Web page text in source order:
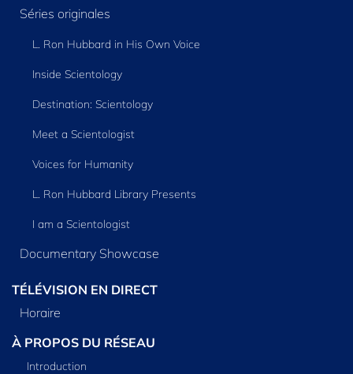
Séries originales
L. Ron Hubbard in His Own Voice
Inside Scientology
Destination: Scientology
Meet a Scientologist
Voices for Humanity
L. Ron Hubbard Library Presents
I am a Scientologist
Documentary Showcase
TÉLÉVISION EN DIRECT
Horaire
À PROPOS DU RÉSEAU
Introduction